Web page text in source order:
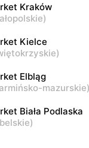
ul. Jana III
Kraków
)
Kielce
)
Elbląg
mazurskie)
Biała Podlaska
)